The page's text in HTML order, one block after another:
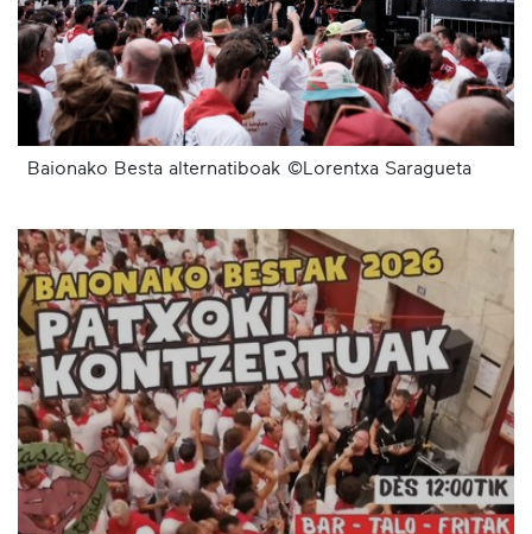
Baionako Besta alternatiboak ©Lorentxa Saragueta